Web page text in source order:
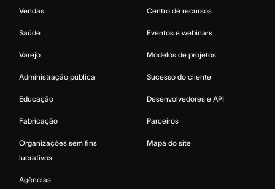
Vendas
Saúde
Varejo
Administração pública
Educação
Fabricação
Organizações sem fins
lucrativos
Agências
Centro de recursos
Eventos e webinars
Modelos de projetos
Sucesso do cliente
Desenvolvedores e API
Parceiros
Mapa do site